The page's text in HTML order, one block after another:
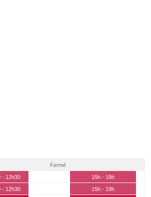
Fermé
- 12h30
15h - 19h
- 12h30
15h - 19h